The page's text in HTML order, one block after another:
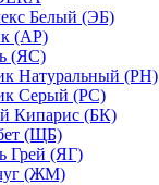
Белый (ЭБ)
(АР)
(ЯС)
Натуральный (РН)
Серый (РС)
Кипарис (БК)
(ЩБ)
Грей (ЯГ)
(ЖМ)